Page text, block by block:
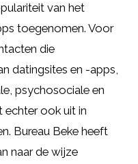
van het
toegenomen. Voor
die
datingsites en -apps,
psychosociale en
echter ook uit in
Bureau Beke heeft
naar de wijze